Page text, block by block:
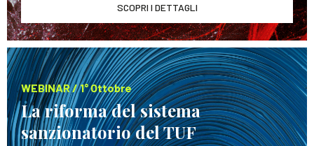
SCOPRI I DETTAGLI
WEBINAR / 1° Ottobre
La riforma del sistema
sanzionatorio del TUF